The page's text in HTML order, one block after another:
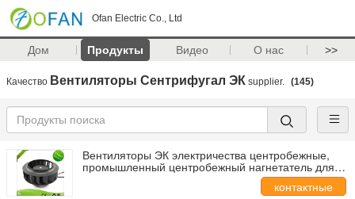
Ofan Electric Co., Ltd
Дом Продукты Видео О нас >>
Качество Вентиляторы Сентрифугал ЭК supplier. (145)
Вентиляторы ЭК электричества центробежные,
промышленный центробежный нагнетатель для
контактные